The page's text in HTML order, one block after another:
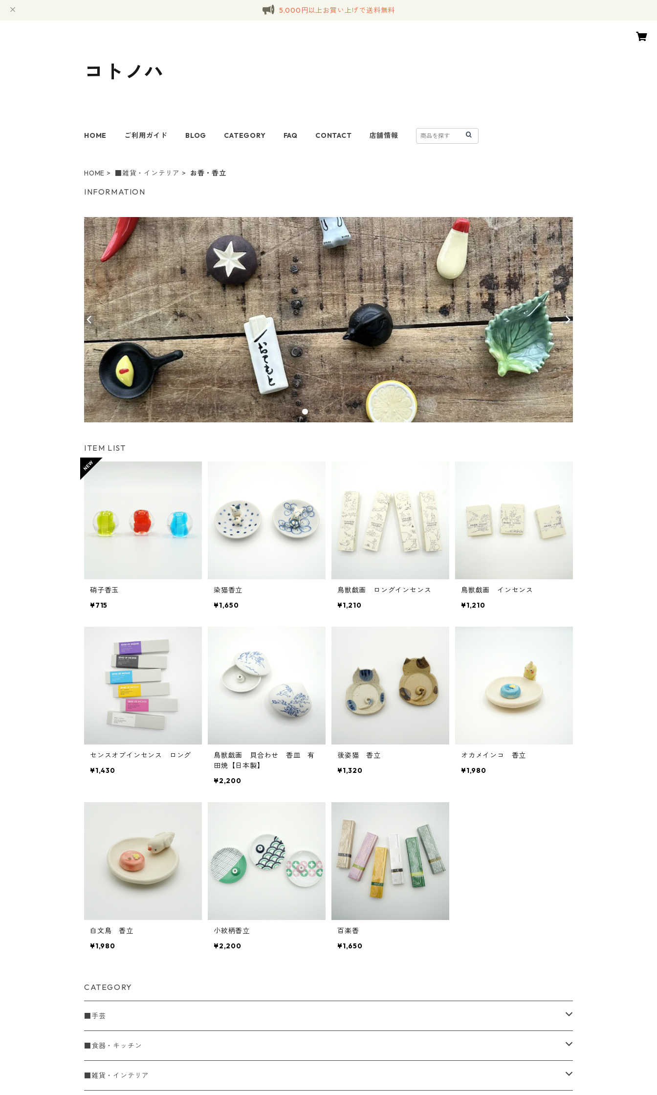
5,000円以上お買い上げで送料無料
コトノハ
HOME ご利用ガイド BLOG CATEGORY FAQ CONTACT 店舗情報
HOME ■雑貨・インテリア お香・香立
INFORMATION
ITEM LIST
硝子香玉
¥715
染猫香立
¥1,650
鳥獣戯画 ロングインセンス
¥1,210
鳥獣戯画 インセンス
¥1,210
センスオブインセンス ロング
¥1,430
鳥獣戯画 貝合わせ 香皿 有
田焼【日本製】
¥2,200
後姿猫 香立
¥1,320
オカメインコ 香立
¥1,980
白文鳥 香立
¥1,980
小紋柄香立
¥2,200
百楽香
¥1,650
CATEGORY
■手芸
手編糸
Spring & Summer
刺し子・こぎん
■食器・キッチン
食器
■雑貨・インテリア